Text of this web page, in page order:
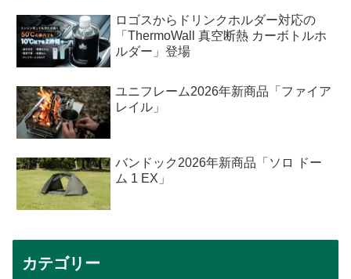
ロゴスからドリンクホルダー対応の
「ThermoWall 真空断熱 カーボトルホ
ルダー」登場
ユニフレーム2026年新商品「ファイア
レイル」
バンドック2026年新商品「ソロ ドー
ム 1 EX」
カテゴリー